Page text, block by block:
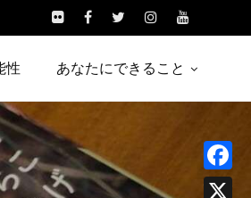
性 あなたにできること